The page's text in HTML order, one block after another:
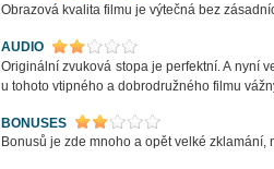
Obrazová kvalita filmu je výtečná bez
AUDIO
Originální zvuková stopa je perfektní. A nyní
u tohoto vtipného a dobrodružného filmu
BONUSES
Bonusů je zde mnoho a opět velké